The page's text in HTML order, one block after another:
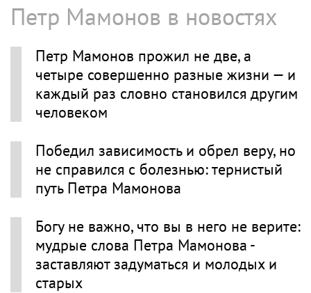
Петр Мамонов в новостях
Петр Мамонов прожил не две, а
четыре совершенно разные жизни — и
каждый раз словно становился другим
человеком
Победил зависимость и обрел веру, но
не справился с болезнью: тернистый
путь Петра Мамонова
Богу не важно, что вы в него не верите:
мудрые слова Петра Мамонова -
заставляют задуматься и молодых и
старых